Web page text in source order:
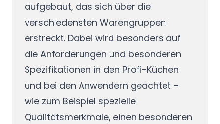
aufgebaut, das sich über die
verschiedensten Warengruppen
erstreckt. Dabei wird besonders auf
die Anforderungen und besonderen
Spezifikationen in den Profi-Küchen
und bei den Anwendern geachtet –
wie zum Beispiel spezielle
Qualitätsmerkmale, einen besonderen